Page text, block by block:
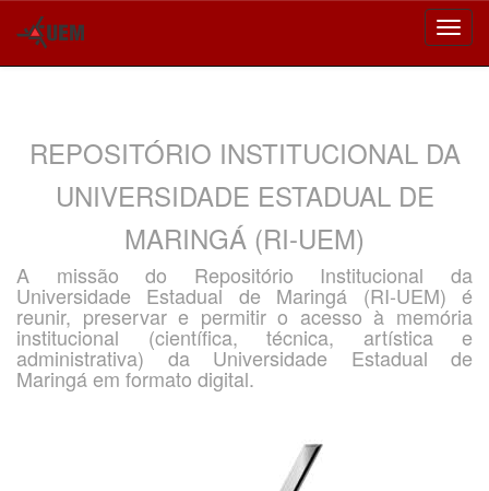
REPOSITÓRIO INSTITUCIONAL DA
UNIVERSIDADE ESTADUAL DE
MARINGÁ (RI-UEM)
A missão do Repositório Institucional da
Universidade Estadual de Maringá (RI-UEM) é
reunir, preservar e permitir o acesso à memória
institucional (científica, técnica, artística e
administrativa) da Universidade Estadual de
Maringá em formato digital.